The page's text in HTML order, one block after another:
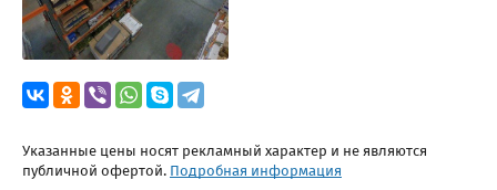
Указанные цены носят рекламный характер и не являются
публичной офертой. Подробная информация